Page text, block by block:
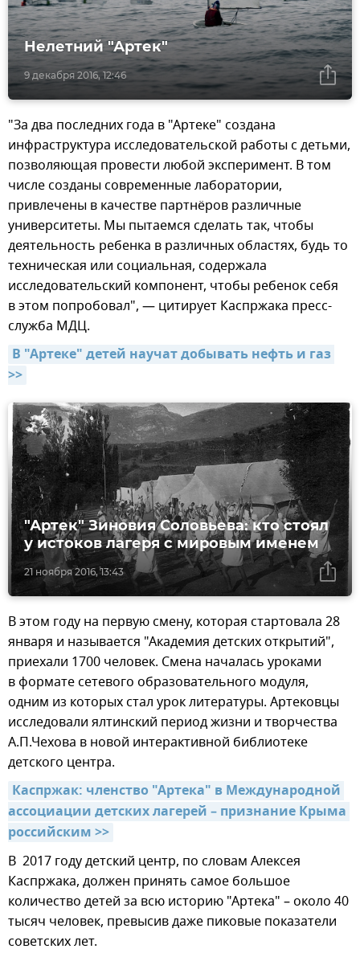
9 декабря 2016, 12:46
Нелетний "Артек"
"За два последних года в "Артеке" создана
инфраструктура исследовательской работы с детьми,
позволяющая провести любой эксперимент. В том
числе созданы современные лаборатории,
привлечены в качестве партнёров различные
университеты. Мы пытаемся сделать так, чтобы
деятельность ребенка в различных областях, будь то
техническая или социальная, содержала
исследовательский компонент, чтобы ребенок себя
в этом попробовал", — цитирует Каспржака пресс-
служба МДЦ.
В "Артеке" детей научат добывать нефть и газ
>>
21 ноября 2016, 13:43
"Артек" Зиновия Соловьева: кто стоял
у истоков лагеря с мировым именем
В этом году на первую смену, которая стартовала 28
января и называется "Академия детских открытий",
приехали 1700 человек. Смена началась уроками
в формате сетевого образовательного модуля,
одним из которых стал урок литературы. Артековцы
исследовали ялтинский период жизни и творчества
А.П.Чехова в новой интерактивной библиотеке
детского центра.
Каспржак: членство "Артека" в Международной
ассоциации детских лагерей – признание Крыма
российским >>
В 2017 году детский центр, по словам Алексея
Каспржака, должен принять самое большое
количество детей за всю историю "Артека" – около 40
тысяч человек, превысив даже пиковые показатели
советских лет.